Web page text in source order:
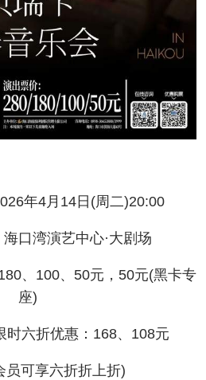
年4月14日(周二)20:00
湾演艺中心·大剧场
、100、50元，50元(黑卡专
座)
六折优惠：168、108元
可享六折折上折)